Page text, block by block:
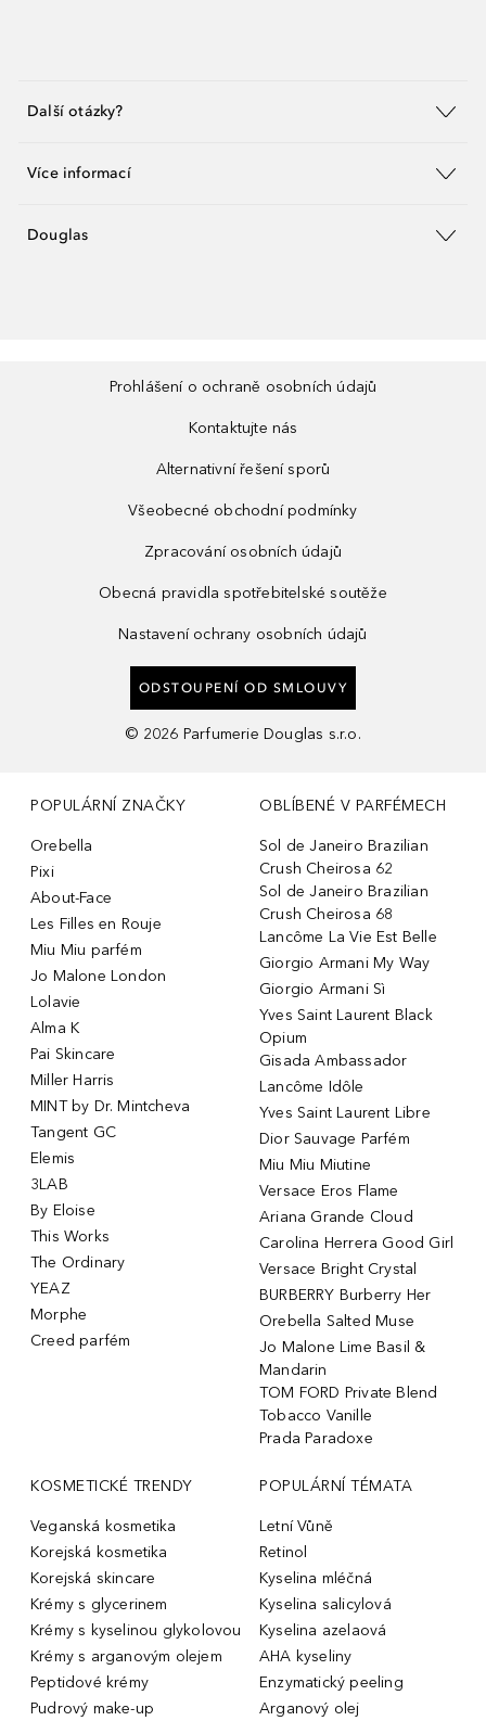
Další otázky?
Více informací
Douglas
Prohlášení o ochraně osobních údajů
Kontaktujte nás
Alternativní řešení sporů
Všeobecné obchodní podmínky
Zpracování osobních údajů
Obecná pravidla spotřebitelské soutěže
Nastavení ochrany osobních údajů
ODSTOUPENÍ OD SMLOUVY
© 2026 Parfumerie Douglas s.r.o.
POPULÁRNÍ ZNAČKY
Orebella
Pixi
About-Face
Les Filles en Rouje
Miu Miu parfém
Jo Malone London
Lolavie
Alma K
Pai Skincare
Miller Harris
MINT by Dr. Mintcheva
Tangent GC
Elemis
3LAB
By Eloise
This Works
The Ordinary
YEAZ
Morphe
Creed parfém
OBLÍBENÉ V PARFÉMECH
Sol de Janeiro Brazilian
Crush Cheirosa 62
Sol de Janeiro Brazilian
Crush Cheirosa 68
Lancôme La Vie Est Belle
Giorgio Armani My Way
Giorgio Armani Sì
Yves Saint Laurent Black
Opium
Gisada Ambassador
Lancôme Idôle
Yves Saint Laurent Libre
Dior Sauvage Parfém
Miu Miu Miutine
Versace Eros Flame
Ariana Grande Cloud
Carolina Herrera Good Girl
Versace Bright Crystal
BURBERRY Burberry Her
Orebella Salted Muse
Jo Malone Lime Basil &
Mandarin
TOM FORD Private Blend
Tobacco Vanille
Prada Paradoxe
KOSMETICKÉ TRENDY
Veganská kosmetika
Korejská kosmetika
Korejská skincare
Krémy s glycerinem
Krémy s kyselinou glykolovou
Krémy s arganovým olejem
Peptidové krémy
Pudrový make-up
POPULÁRNÍ TÉMATA
Letní Vůně
Retinol
Kyselina mléčná
Kyselina salicylová
Kyselina azelaová
AHA kyseliny
Enzymatický peeling
Arganový olej